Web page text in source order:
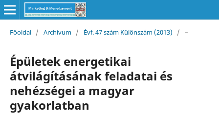
Főoldal / Archívum / Évf. 47 szám Különszám (2013) / –
Épületek energetikai
átvilágításának feladatai és
nehézségei a magyar
gyakorlatban